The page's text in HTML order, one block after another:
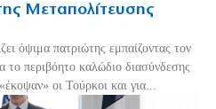
Μεταπολίτευσης
όψιμα πατριώτης εμπαίζοντας τον
το περιβόητο καλώδιο διασύνδεσης
οι Τούρκοι και για...